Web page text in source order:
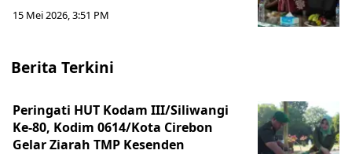
15 Mei 2026, 3:51 PM
Berita Terkini
Peringati HUT Kodam III/Siliwangi
Ke-80, Kodim 0614/Kota Cirebon
Gelar Ziarah TMP Kesenden